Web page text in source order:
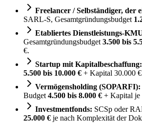
Freelancer / Selbständiger, der
SARL-S, Gesamtgründungsbudget
Etabliertes Dienstleistungs-
Gesamtgründungsbudget 3.500 bis
€.
Startup mit Kapitalbeschaffung:
5.500 bis 10.000 € + Kapital 30.000
Vermögensholding (SOPARFI):
Budget 4.500 bis 8.000 € + Kapital je
Investmentfonds: SCSp oder
25.000 € je nach Komplexität der